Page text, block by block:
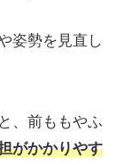
姿勢を見直し
、前ももやふ
がかかりやす